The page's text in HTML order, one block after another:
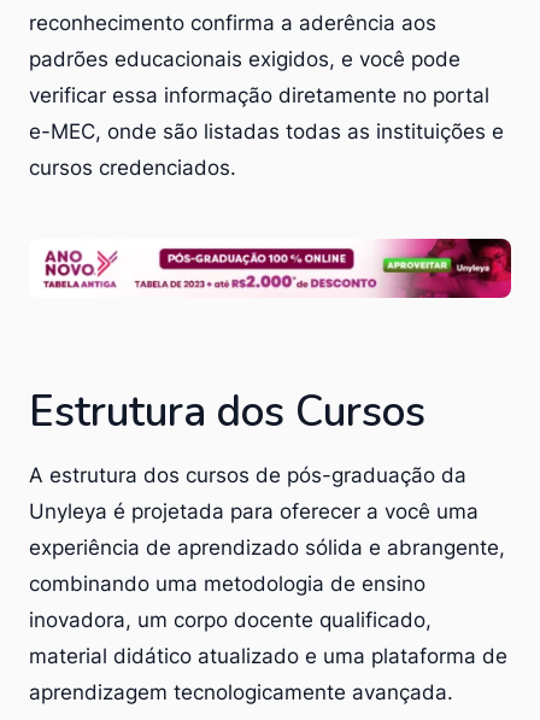
reconhecimento confirma a aderência aos
padrões educacionais exigidos, e você pode
verificar essa informação diretamente no portal
e-MEC, onde são listadas todas as instituições e
cursos credenciados.
Estrutura dos Cursos
A estrutura dos cursos de pós-graduação da
Unyleya é projetada para oferecer a você uma
experiência de aprendizado sólida e abrangente,
combinando uma metodologia de ensino
inovadora, um corpo docente qualificado,
material didático atualizado e uma plataforma de
aprendizagem tecnologicamente avançada.